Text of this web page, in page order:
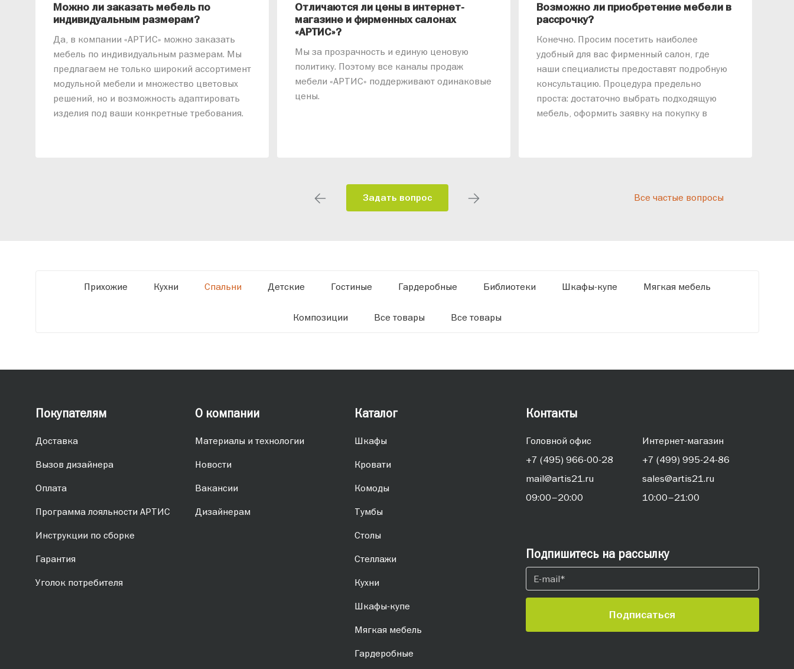
Можно ли заказать мебель по
индивидуальным размерам?
Да, в компании «АРТИС» можно заказать
мебель по индивидуальным размерам. Мы
предлагаем не только широкий ассортимент
модульной мебели и множество цветовых
решений, но и возможность адаптировать
изделия под ваши конкретные требования.
Отличаются ли цены в интернет-
магазине и фирменных салонах
«АРТИС»?
Мы за прозрачность и единую ценовую
политику. Поэтому все каналы продаж
мебели «АРТИС» поддерживают одинаковые
цены.
Возможно ли приобретение мебели в
рассрочку?
Конечно. Просим посетить наиболее
удобный для вас фирменный салон, где
наши специалисты предоставят подробную
консультацию. Процедура предельно
проста: достаточно выбрать подходящую
мебель, оформить заявку на покупку в
Задать вопрос Все частые вопросы
Прихожие Кухни Спальни Детские Гостиные Гардеробные Библиотеки Шкафы-купе Мягкая мебель
Композиции Все товары Все товары
Покупателям
Доставка
Вызов дизайнера
Оплата
Программа лояльности АРТИС
Инструкции по сборке
Гарантия
Уголок потребителя
О компании
Материалы и технологии
Новости
Вакансии
Дизайнерам
Каталог
Шкафы
Кровати
Комоды
Тумбы
Столы
Стеллажи
Кухни
Шкафы-купе
Мягкая мебель
Гардеробные
Контакты
Головной офис
+7 (495) 966-00-28
mail@artis21.ru
09:00–20:00
Интернет-магазин
+7 (499) 995-24-86
sales@artis21.ru
10:00–21:00
Подпишитесь на рассылку
Подписаться